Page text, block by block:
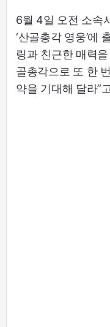
6월 4일 오전 소속
‘산골총각 영웅’에
링과 친근한 매력
골총각으로 또 한
약을 기대해 달라”